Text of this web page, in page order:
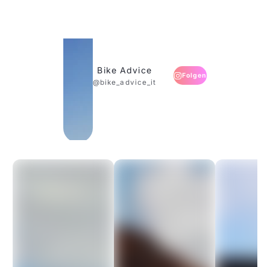
Bike Advice
@bike_advice_it
Folgen